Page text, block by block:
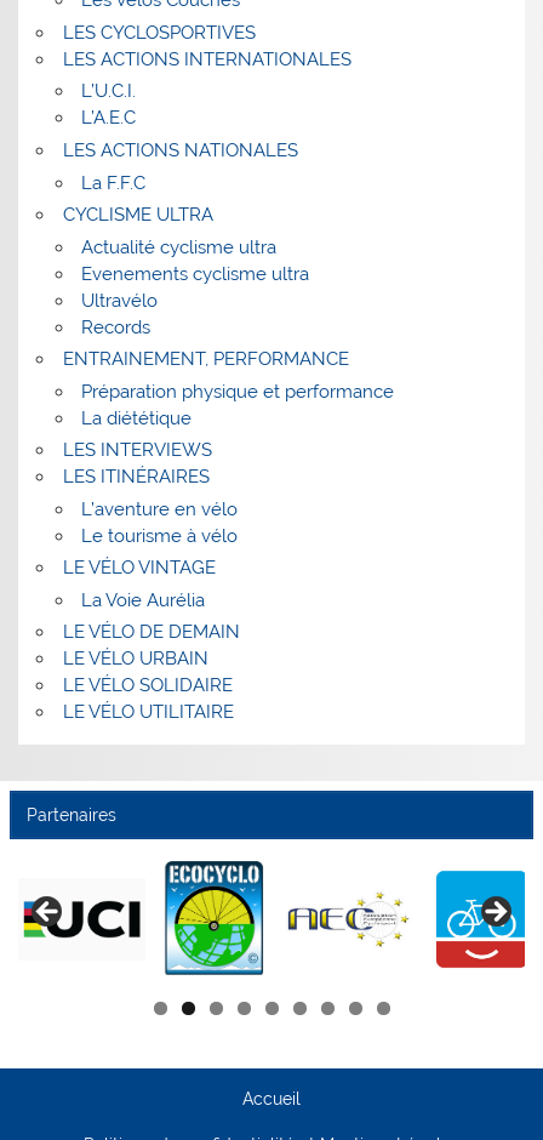
LES CYCLOSPORTIVES
LES ACTIONS INTERNATIONALES
L’U.C.I.
L’A.E.C
LES ACTIONS NATIONALES
La F.F.C
CYCLISME ULTRA
Actualité cyclisme ultra
Evenements cyclisme ultra
Ultravélo
Records
ENTRAINEMENT, PERFORMANCE
Préparation physique et performance
La diététique
LES INTERVIEWS
LES ITINÉRAIRES
L’aventure en vélo
Le tourisme à vélo
LE VÉLO VINTAGE
La Voie Aurélia
LE VÉLO DE DEMAIN
LE VÉLO URBAIN
LE VÉLO SOLIDAIRE
LE VÉLO UTILITAIRE
Partenaires
Accueil